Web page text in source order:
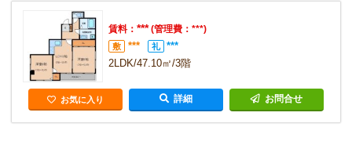
賃料： ***(管理費：***)
敷 *** 礼
***
2LDK/47.10㎡/3階
お気に入り 詳細 お問合せ